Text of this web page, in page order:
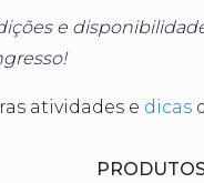
e
atividades e dicas